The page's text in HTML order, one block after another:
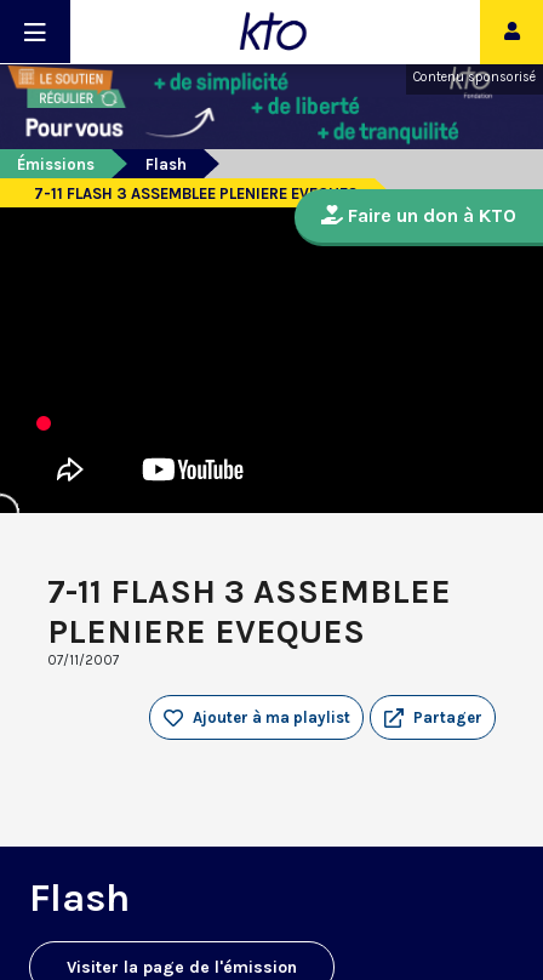
Contenu sponsorisé
Émissions
Flash
7-11 FLASH 3 ASSEMBLEE PLENIERE EVEQUES
7-11 FLASH 3 ASSEMBLEE
PLENIERE EVEQUES
07/11/2007
Partager
Ajouter à ma playlist
Flash
Visiter la page de l'émission
Faire un don à KTO